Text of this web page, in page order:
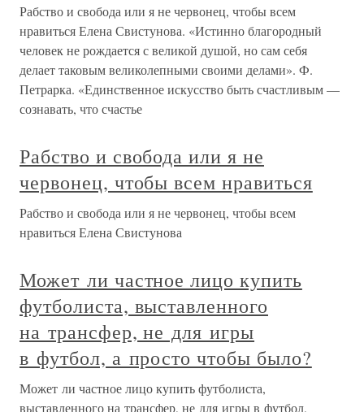
Рабство и свобода или я не червонец, чтобы всем
нравиться Елена Свистунова. «Истинно благородный
человек не рождается с великой душой, но сам себя
делает таковым великолепными своими делами». Ф.
Петрарка. «Единственное искусство быть счастливым —
сознавать, что счастье
Рабство и свобода или я не
червонец, чтобы всем нравиться
Рабство и свобода или я не червонец, чтобы всем
нравиться Елена Свистунова
Может ли частное лицо купить
футболиста, выставленного
на трансфер, не для игры
в футбол, а просто чтобы было?
Может ли частное лицо купить футболиста,
выставленного на трансфер, не для игры в футбол,